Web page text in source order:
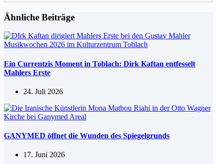
Ähnliche Beiträge
Ein Currentzis Moment in Toblach: Dirk Kaftan entfesselt
Mahlers Erste
24. Juli 2026
GANYMED öffnet die Wunden des Spiegelgrunds
17. Juni 2026